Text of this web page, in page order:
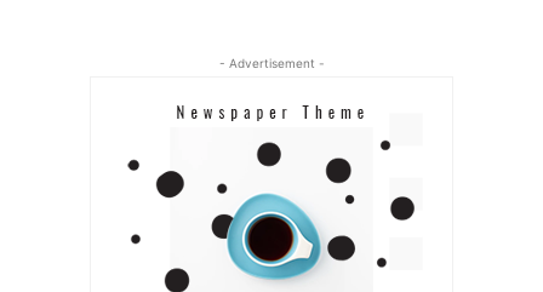
- Advertisement -